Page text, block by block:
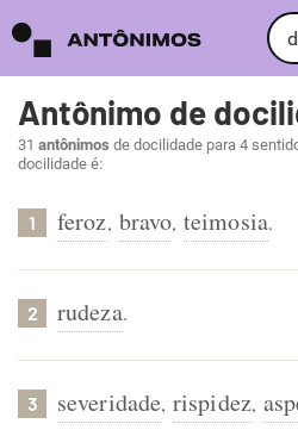
Antônimo de
31 antônimos de docilidade para 4
docilidade é:
1 feroz, bravo, teimosia.
2 rudeza.
3 severidade, rispidez,